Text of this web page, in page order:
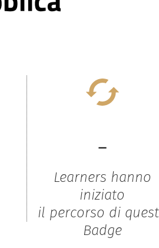
-
Learners hanno
iniziato
il percorso di
Badge